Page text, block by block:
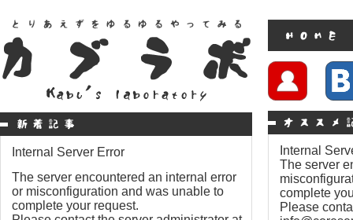
Internal Server Error
The server encountered an internal error
or misconfiguration and was unable to
complete your request.
Internal
The server
complete
Please